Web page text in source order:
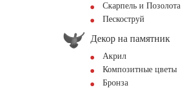
Скарпель и Позолота
Пескоструй
Декор на памятник
Акрил
Композитные цветы
Бронза